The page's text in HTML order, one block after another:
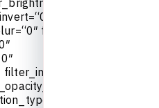
_ brig htn
invert=“0
lur=“0″ f
″
0″
filter_in
opacity_
tion type